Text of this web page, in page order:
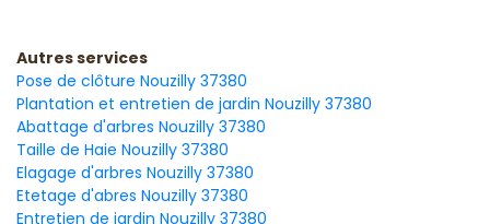
Autres services
Pose de clôture Nouzilly 37380
Plantation et entretien de jardin Nouzilly 37380
Abattage d'arbres Nouzilly 37380
Taille de Haie Nouzilly 37380
Elagage d'arbres Nouzilly 37380
Etetage d'abres Nouzilly 37380
Entretien de jardin Nouzilly 37380